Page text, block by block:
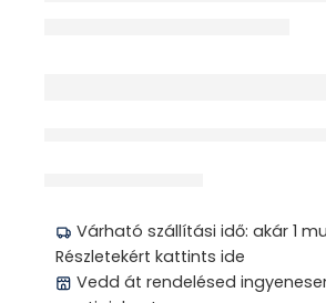
Várható szállítási idő: akár 1
Részletekért kattints ide
Vedd át rendelésed